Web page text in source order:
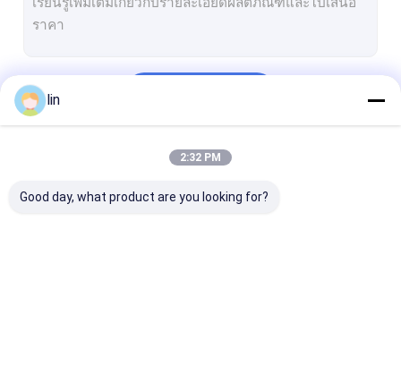
ปลอกการ์ด MTG
ปลอกการ์ดเกม
lin
2:32 PM
Good day, what product are you looking for?